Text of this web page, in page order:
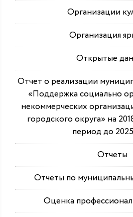
Организации
Организация
Открытые
Отчет о реализации
«Поддержка социально
некоммерческих
городского округа» на
период до
Отчеты
Отчеты по
Оценка